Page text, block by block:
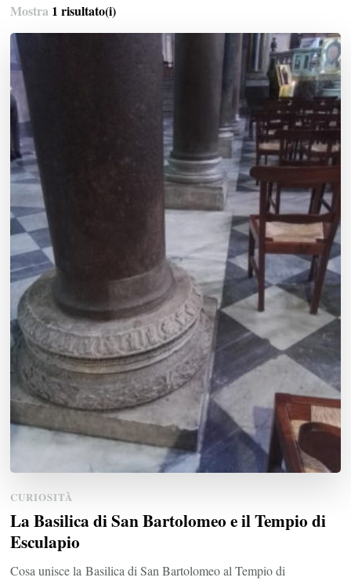
Mostra 1 risultato(i)
CURIOSITÀ
La Basilica di San Bartolomeo e il Tempio di
Esculapio
Cosa unisce la Basilica di San Bartolomeo al Tempio di